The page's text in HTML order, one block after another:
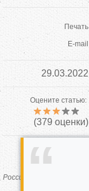
Печать
E-mail
29.03.2022
Оцените статью:
(379 оценки)
Украина
России